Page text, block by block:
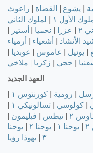
| يشوع | القضاة | راعوث
الأول ١ | لملوك الثاني
٢ | عزرا | نحميا | أستير |
الأنشاد | أشعياء | أرمياء
| يوئيل | عاموس | عوبديا |
| حجي | زكريا | ملاخي
العهد الجديد
| رومية | كورنثوس ١
|
| كولوسي | تسالونيكي ١
|
٢ | تيطس | فيليمون |
| يوحنا ١ | يوحنا ٢ | يوحنا
٣ | يهوذا رؤيا